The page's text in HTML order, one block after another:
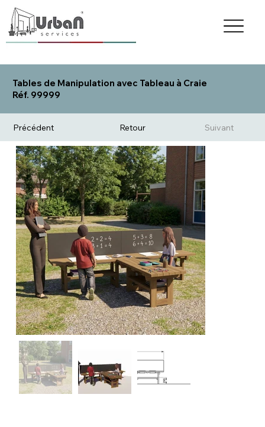
Tables de Manipulation avec Tableau à Craie
Réf. 99999
Précédent Retour Suivant